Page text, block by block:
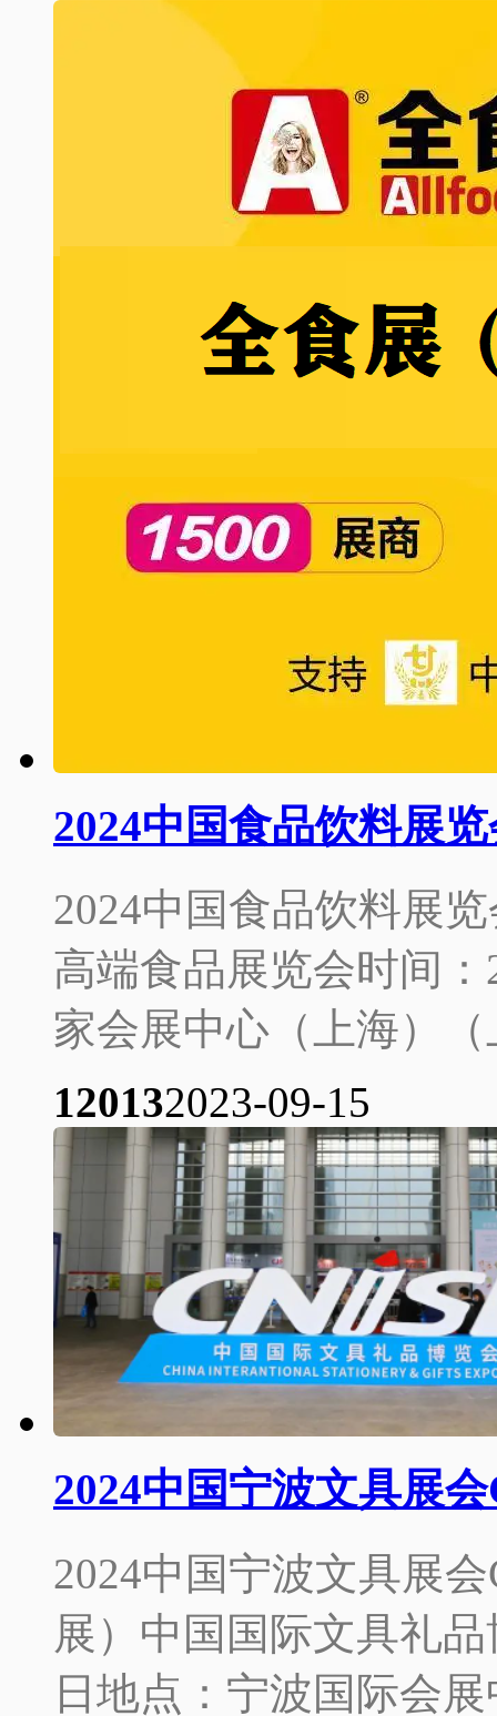
2024中国食品饮料展
2024中国食品饮料展
高端食品展览会时间
家会展中心（上海）
120132023-09-15
2024中国宁波文具展
2024中国宁波文具展
展）中国国际文具礼
日地点：宁波国际会